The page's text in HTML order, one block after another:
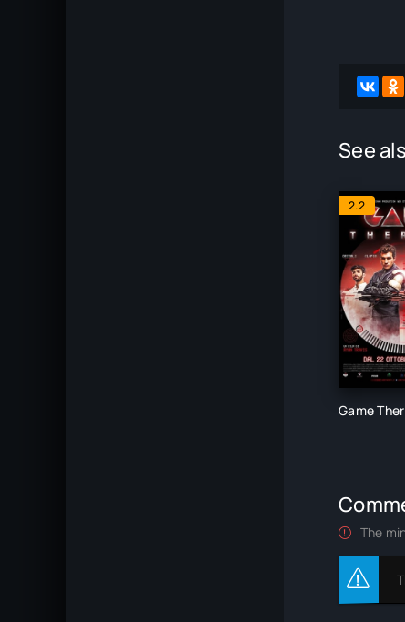
See
2.2
Game
The